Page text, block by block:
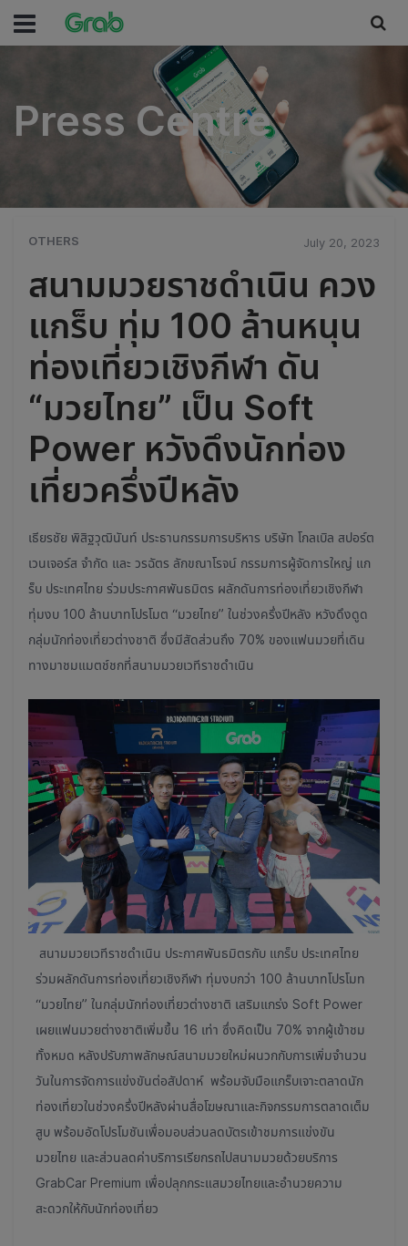
Press Centre
Press Centre
OTHERS July 20, 2023
สนามมวยราชดำเนิน ควง
แกร็บ ทุ่ม 100 ล้านหนุน
ท่องเที่ยวเชิงกีฬา ดัน
“มวยไทย” เป็น Soft
Power หวังดึงนักท่อง
เที่ยวครึ่งปีหลัง
เธียรชัย พิสิฐวุฒินันท์ ประธานกรรมการบริหาร บริษัท โกลเบิล สปอร์ต
เวนเจอร์ส จำกัด และ วรฉัตร ลักขณาโรจน์ กรรมการผู้จัดการใหญ่ แก
ร็บ ประเทศไทย ร่วมประกาศพันธมิตร ผลักดันการท่องเที่ยวเชิงกีฬา
ทุ่มงบ 100 ล้านบาทโปรโมต “มวยไทย” ในช่วงครึ่งปีหลัง หวังดึงดูด
กลุ่มนักท่องเที่ยวต่างชาติ ซึ่งมีสัดส่วนถึง 70% ของแฟนมวยที่เดิน
ทางมาชมแมตช์ชกที่สนามมวยเวทีราชดำเนิน
สนามมวยเวทีราชดำเนิน ประกาศพันธมิตรกับ แกร็บ ประเทศไทย
ร่วมผลักดันการท่องเที่ยวเชิงกีฬา ทุ่มงบกว่า 100 ล้านบาทโปรโมท
“มวยไทย” ในกลุ่มนักท่องเที่ยวต่างชาติ เสริมแกร่ง Soft Power
เผยแฟนมวยต่างชาติเพิ่มขึ้น 16 เท่า ซึ่งคิดเป็น 70% จากผู้เข้าชม
ทั้งหมด หลังปรับภาพลักษณ์สนามมวยใหม่ผนวกกับการเพิ่มจำนวน
วันในการจัดการแข่งขันต่อสัปดาห์ พร้อมจับมือแกร็บเจาะตลาดนัก
ท่องเที่ยวในช่วงครึ่งปีหลังผ่านสื่อโฆษณาและกิจกรรมการตลาดเต็ม
สูบ พร้อมอัดโปรโมชันเพื่อมอบส่วนลดบัตรเข้าชมการแข่งขัน
มวยไทย และส่วนลดค่าบริการเรียกรถไปสนามมวยด้วยบริการ
GrabCar Premium เพื่อปลุกกระแสมวยไทยและอำนวยความ
สะดวกให้กับนักท่องเที่ยว